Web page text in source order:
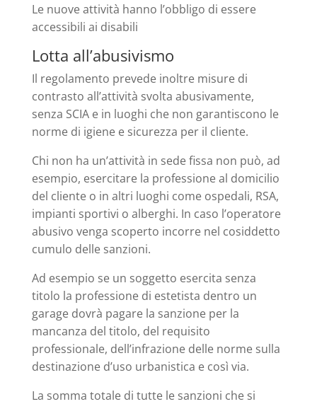
Le nuove attività hanno l’obbligo di essere
accessibili ai disabili
Lotta all’abusivismo
Il regolamento prevede inoltre misure di
contrasto all’attività svolta abusivamente,
senza SCIA e in luoghi che non garantiscono le
norme di igiene e sicurezza per il cliente.
Chi non ha un’attività in sede fissa non può, ad
esempio, esercitare la professione al domicilio
del cliente o in altri luoghi come ospedali, RSA,
impianti sportivi o alberghi. In caso l’operatore
abusivo venga scoperto incorre nel cosiddetto
cumulo delle sanzioni.
Ad esempio se un soggetto esercita senza
titolo la professione di estetista dentro un
garage dovrà pagare la sanzione per la
mancanza del titolo, del requisito
professionale, dell’infrazione delle norme sulla
destinazione d’uso urbanistica e così via.
La somma totale di tutte le sanzioni che si